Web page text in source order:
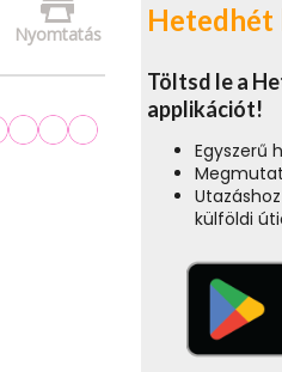
Nyomtatás Hetedhét
Töltsd le a
applikációt!
Egyszerű
külföldi